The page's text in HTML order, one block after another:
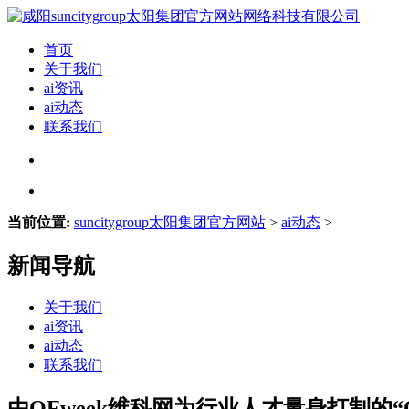
首页
关于我们
ai资讯
ai动态
联系我们
当前位置: suncitygroup太阳集团官方网站 > ai动态 >
新闻导航
关于我们
ai资讯
ai动态
联系我们